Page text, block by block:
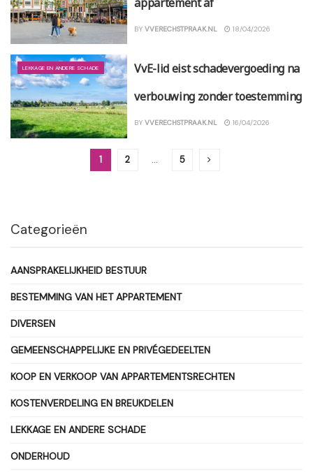
BY VVERECHSTPRAAK.NL 18/04/2026
LEKKAGE EN ANDERE SCHADE
VvE-lid eist schadevergoeding na
verbouwing zonder toestemming
BY VVERECHSTPRAAK.NL 16/04/2026
1 2 … 5
Categorieën
AANSPRAKELIJKHEID BESTUUR
BESTEMMING VAN HET APPARTEMENT
DIVERSEN
GEMEENSCHAPPELIJKE EN PRIVÉGEDEELTEN
KOOP EN VERKOOP VAN APPARTEMENTSRECHTEN
KOSTENVERDELING EN BREUKDELEN
LEKKAGE EN ANDERE SCHADE
ONDERHOUD